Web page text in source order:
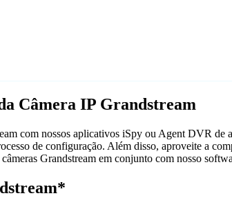
Câmera IP Grandstream
com nossos aplicativos iSpy ou Agent DVR
de configuração. Além disso, aproveite a
Grandstream em conjunto com nosso